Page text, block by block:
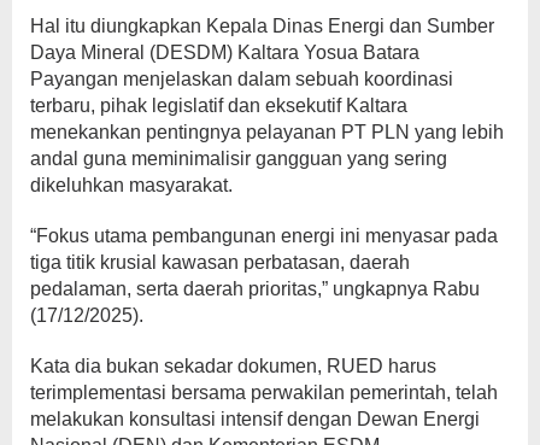
Hal itu diungkapkan Kepala Dinas Energi dan Sumber
Daya Mineral (DESDM) Kaltara Yosua Batara
Payangan menjelaskan dalam sebuah koordinasi
terbaru, pihak legislatif dan eksekutif Kaltara
menekankan pentingnya pelayanan PT PLN yang lebih
andal guna meminimalisir gangguan yang sering
dikeluhkan masyarakat.
“Fokus utama pembangunan energi ini menyasar pada
tiga titik krusial kawasan perbatasan, daerah
pedalaman, serta daerah prioritas,” ungkapnya Rabu
(17/12/2025).
Kata dia bukan sekadar dokumen, RUED harus
terimplementasi bersama perwakilan pemerintah, telah
melakukan konsultasi intensif dengan Dewan Energi